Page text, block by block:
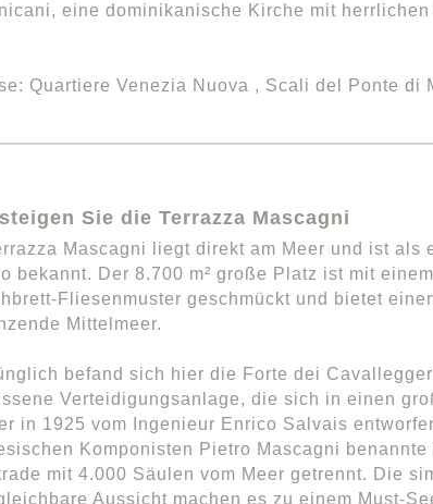
eine dominikanische Kirche mit
Quartiere Venezia Nuova , Scali del Ponte di
Sie die Terrazza Mascagni
Mascagni liegt direkt am Meer und ist als
bekannt. Der 8.700 m² große Platz ist mit
Fliesenmuster geschmückt und bietet
Mittelmeer.
befand sich hier die Forte dei
Verteidigungsanlage, die sich in einen
in 1925 vom Ingenieur Enrico Salvais
Komponisten Pietro Mascagni
mit 4.000 Säulen vom Meer getrennt. Die
Aussicht machen es zu einem Must-